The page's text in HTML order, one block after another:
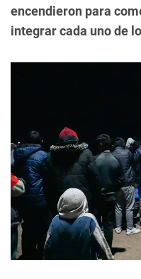
encendieron para
integrar cada uno de